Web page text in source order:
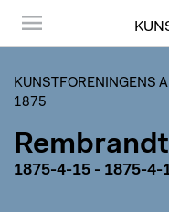
KUNSTFORENINGENS
1875
1875-4-15 - 1875-4-